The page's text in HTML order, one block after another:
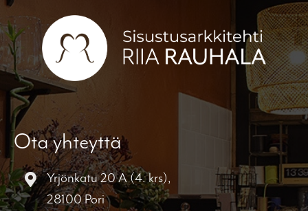
Ota yhteyttä
Yrjönkatu 20 A (4. krs),
28100 Pori